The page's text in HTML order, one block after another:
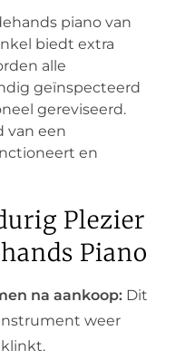
piano van
biedt extra
alle
geïnspecteerd
gereviseerd.
van een
en
Plezier
Piano
na aankoop:Dit
weer